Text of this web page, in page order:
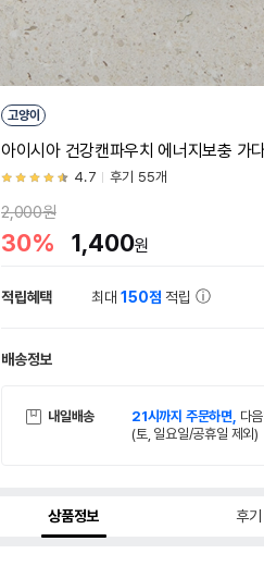
고양이
아이시아 건강캔파우치 에너지보충 가
4.7 후기 55개
2,000원
30% 1,400원
적립혜택 최대150점 적립
배송정보
내일배송 21시까지 주문하면, 다
(토, 일요일/공휴일 제외)
상품정보 후기